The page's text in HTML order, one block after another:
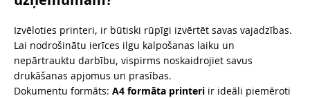
Izvēloties printeri, ir būtiski rūpīgi izvērtēt savas vajadzības.
Lai nodrošinātu ierīces ilgu kalpošanas laiku un
nepārtrauktu darbību, vispirms noskaidrojiet savus
drukāšanas apjomus un prasības.
Dokumentu formāts: A4 formāta printeri ir ideāli piemēroti